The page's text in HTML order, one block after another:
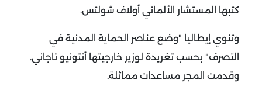
كتبها المستشار الألماني أولاف شولتس.
وتنوي إيطاليا "وضع عناصر الحماية المدنية في
التصرف" بحسب تغريدة لوزير خارجيتها أنتونيو تاجاني.
وقدمت المجر مساعدات مماثلة.